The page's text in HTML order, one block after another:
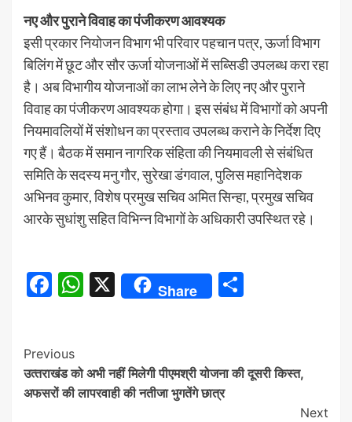
नए और पुराने विवाह का पंजीकरण आवश्यक
इसी प्रकार नियोजन विभाग भी परिवार पहचान पत्र, ऊर्जा विभाग
बिलिंग में छूट और सौर ऊर्जा योजनाओं में सब्सिडी उपलब्ध करा रहा
है। अब विभागीय योजनाओं का लाभ लेने के लिए नए और पुराने
विवाह का पंजीकरण आवश्यक होगा। इस संबंध में विभागों को अपनी
नियमावलियों में संशोधन का प्रस्ताव उपलब्ध कराने के निर्देश दिए
गए हैं। बैठक में समान नागरिक संहिता की नियमावली से संबंधित
समिति के सदस्य मनु गौर, सुरेखा डंगवाल, पुलिस महानिदेशक
अभिनव कुमार, विशेष प्रमुख सचिव अमित सिन्हा, प्रमुख सचिव
आरके सुधांशु सहित विभिन्न विभागों के अधिकारी उपस्थित रहे।
Facebook
WhatsApp
X Share
Continue
Reading
Previous
उत्‍तराखंड को अभी नहीं मिलेगी पीएमश्री योजना की दूसरी किस्‍त,
अफसरों की लापरवाही की नतीजा भुगतेंगे छात्र
Next